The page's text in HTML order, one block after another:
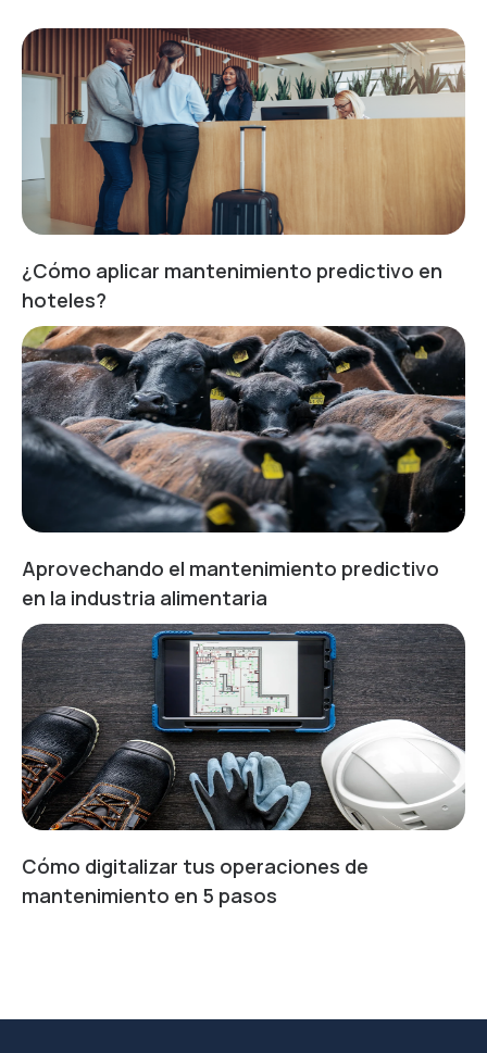
¿Cómo aplicar mantenimiento predictivo en
hoteles?
Aprovechando el mantenimiento predictivo
en la industria alimentaria
Cómo digitalizar tus operaciones de
mantenimiento en 5 pasos